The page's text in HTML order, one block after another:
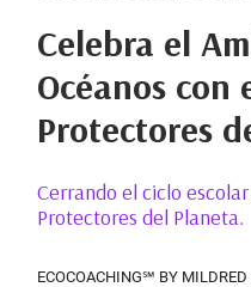
Celebra el
Océanos con
Protectores
Cerrando el ciclo
Protectores del Planeta.
ECOCOACHING℠ BY MILDRED